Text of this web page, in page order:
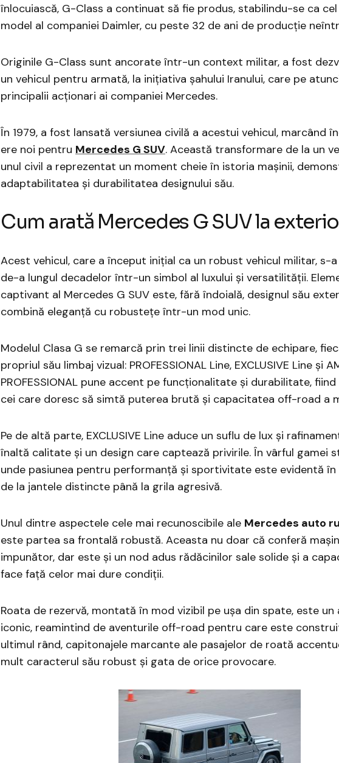
înlocuiască, G-Class a continuat să fie produs, stabilindu-se ca
model al companiei Daimler, cu peste 32 de ani de producție
Originile G-Class sunt ancorate într-un context militar, a fost
un vehicul pentru armată, la inițiativa șahului Iranului, care pe
principalii acționari ai companiei Mercedes.
În 1979, a fost lansată versiunea civilă a acestui vehicul, marcând
ere noi pentru Mercedes G SUV. Această transformare de la un
unul civil a reprezentat un moment cheie în istoria mașinii,
adaptabilitatea și durabilitatea designului său.
Cum arată Mercedes G SUV la
Acest vehicul, care a început inițial ca un robust vehicul militar, s-
de-a lungul decadelor într-un simbol al luxului și versatilității.
captivant al Mercedes G SUV este, fără îndoială, designul său
combină eleganță cu robustețe într-un mod unic.
Modelul Clasa G se remarcă prin trei linii distincte de echipare,
propriul său limbaj vizual: PROFESSIONAL Line, EXCLUSIVE Line și
PROFESSIONAL pune accent pe funcționalitate și durabilitate,
cei care doresc să simtă puterea brută și capacitatea off-road a
Pe de altă parte, EXCLUSIVE Line aduce un suflu de lux și
înaltă calitate și un design care captează privirile. În vârful gamei
unde pasiunea pentru performanță și sportivitate este evidentă în
de la jantele distincte până la grila agresivă.
Unul dintre aspectele cele mai recunoscibile ale Mercedes auto
este partea sa frontală robustă. Aceasta nu doar că conferă
impunător, dar este și un nod adus rădăcinilor sale solide și a
face față celor mai dure condiții.
Roata de rezervă, montată în mod vizibil pe ușa din spate, este
iconic, reamintind de aventurile off-road pentru care este
ultimul rând, capitonajele marcante ale pasajelor de roată
mult caracterul său robust și gata de orice provocare.